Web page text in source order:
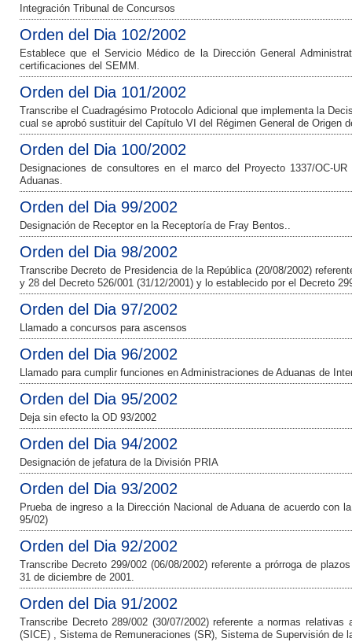
Integración Tribunal de Concursos
Orden del Dia 102/2002
Establece que el Servicio Médico de la Dirección General
certificaciones del SEMM.
Orden del Dia 101/2002
Transcribe el Cuadragésimo Protocolo Adicional que implementa la
cual se aprobó sustituir del Capítulo VI del Régimen General de Origen
Orden del Dia 100/2002
Designaciones de consultores en el marco del Proyecto 1337/OC-
Aduanas.
Orden del Dia 99/2002
Designación de Receptor en la Receptoría de Fray Bentos..
Orden del Dia 98/2002
Transcribe Decreto de Presidencia de la República (20/08/2002)
y 28 del Decreto 526/001 (31/12/2001) y lo establecido por el Decreto
Orden del Dia 97/2002
Llamado a concursos para ascensos
Orden del Dia 96/2002
Llamado para cumplir funciones en Administraciones de Aduanas de
Orden del Dia 95/2002
Deja sin efecto la OD 93/2002
Orden del Dia 94/2002
Designación de jefatura de la División PRIA
Orden del Dia 93/2002
Prueba de ingreso a la Dirección Nacional de Aduana de acuerdo con
95/02)
Orden del Dia 92/2002
Transcribe Decreto 299/002 (06/08/2002) referente a prórroga de
31 de diciembre de 2001.
Orden del Dia 91/2002
Transcribe Decreto 289/002 (30/07/2002) referente a normas
(SICE) , Sistema de Remuneraciones (SR), Sistema de Supervisión de